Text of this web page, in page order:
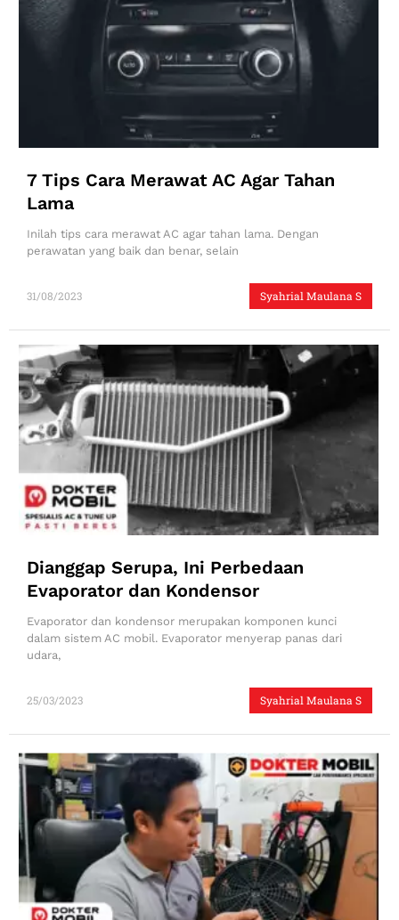
7 Tips Cara Merawat AC Agar Tahan
Lama
Syahrial Maulana S
31/08/2023
Inilah tips cara merawat AC agar tahan lama. Dengan
perawatan yang baik dan benar, selain
Dianggap Serupa, Ini Perbedaan
Evaporator dan Kondensor
Syahrial Maulana S
25/03/2023
Evaporator dan kondensor merupakan komponen kunci
dalam sistem AC mobil. Evaporator menyerap panas dari
udara,